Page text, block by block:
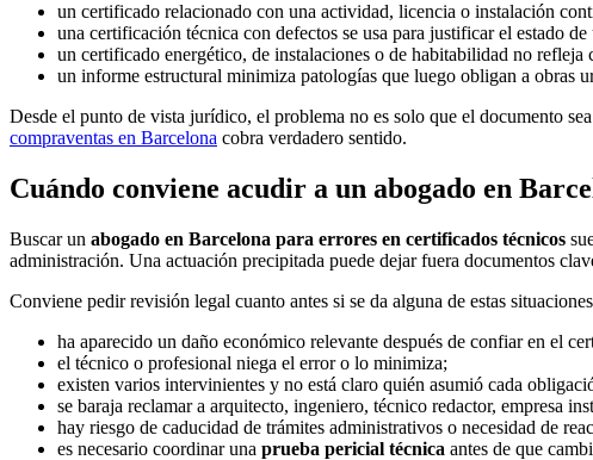
un certificado relacionado con una actividad, licencia o instalación
una certificación técnica con defectos se usa para justificar el estado
un certificado energético, de instalaciones o de habitabilidad no
un informe estructural minimiza patologías que luego obligan a obras
Desde el punto de vista jurídico, el problema no es solo que el documento
compraventas en Barcelona cobra verdadero sentido.
Cuándo conviene acudir a un abogado en
Buscar un abogado en Barcelona para errores en certificados técnicos
administración. Una actuación precipitada puede dejar fuera documentos
Conviene pedir revisión legal cuanto antes si se da alguna de estas
ha aparecido un daño económico relevante después de confiar en el
el técnico o profesional niega el error o lo minimiza;
existen varios intervinientes y no está claro quién asumió cada
se baraja reclamar a arquitecto, ingeniero, técnico redactor, empresa
hay riesgo de caducidad de trámites administrativos o necesidad de
es necesario coordinar una prueba pericial técnica antes de que